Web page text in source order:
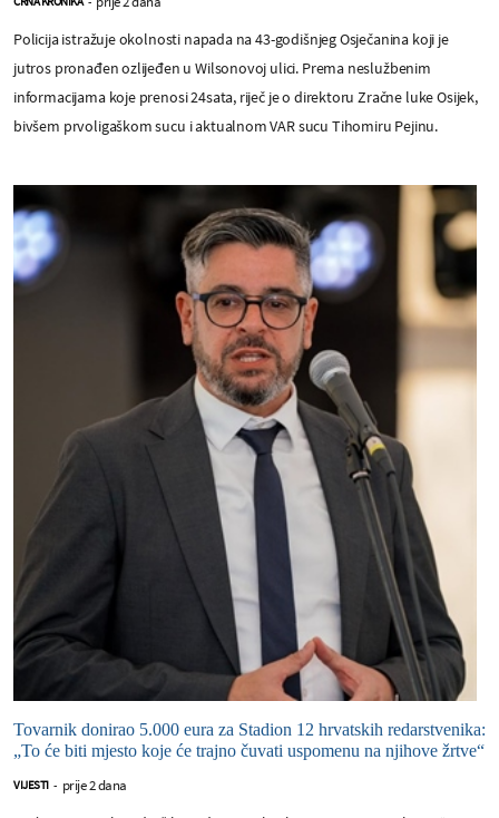
Policija istražuje okolnosti napada na 43-godišnjeg Osječanina koji je
jutros pronađen ozlijeđen u Wilsonovoj ulici. Prema neslužbenim
informacijama koje prenosi 24sata, riječ je o direktoru Zračne luke Osijek,
bivšem prvoligaškom sucu i aktualnom VAR sucu Tihomiru Pejinu.
Tovarnik donirao 5.000 eura za Stadion 12 hrvatskih redarstvenika:
„To će biti mjesto koje će trajno čuvati uspomenu na njihove žrtve“
VIJESTI - prije 2 dana